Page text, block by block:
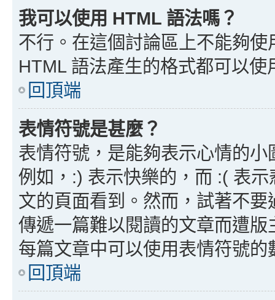
我可以使用 HTML 語法嗎？
不行。在這個討論區上不能夠
HTML 語法產生的格式都可以
回頂端
表情符號是甚麼？
表情符號，是能夠表示心情的
例如，:) 表示快樂的，而 :( 表
文的頁面看到。然而，試著不
傳遞一篇難以閱讀的文章而遭
每篇文章中可以使用表情符號的
回頂端